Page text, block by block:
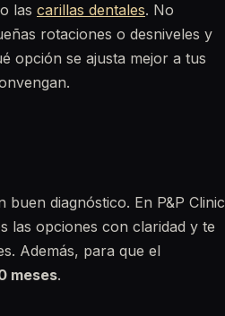
las carillas dentales. No
rotaciones o desniveles y
opción se ajusta mejor a tus
diagnóstico. En P&P Clinic
las opciones con claridad y te
Además, para que el
meses.